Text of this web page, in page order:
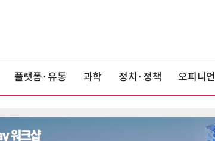
플랫폼·유통 과학 정치·정책 오피니언